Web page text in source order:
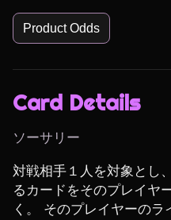
Product Odds
Card Details
ソーサリー
対戦相手１人を対象とし
るカードをそのプレイヤ
く。 そのプレイヤーの